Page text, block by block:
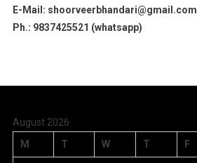
E-Mail: shoorveerbhandari@gmail.com
Ph.: 9837425521 (whatsapp)
August 2026
M
T W T F